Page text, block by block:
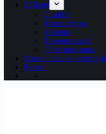
LTB.net
О сайте
Наши друзья
Авторы
Пожертвовать
Обратная связь
Статьи наших читателей
Войти